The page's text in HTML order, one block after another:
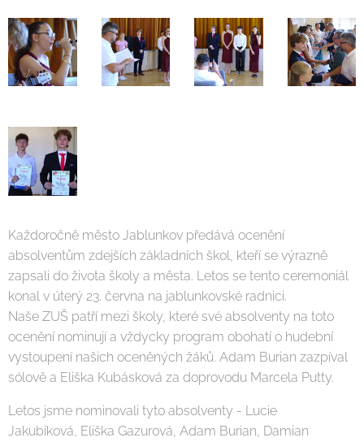
Každoročně město Jablunkov předává ocenění
absolventům zdejších základních škol, kteří se výrazně
zapsali do života školy a města. Letos se tento ceremoniál
konal v úterý 23. června na jablunkovské radnici.
Naše ZUŠ patří mezi školy, které své absolventy na toto
ocenění nominují a vždycky program obohatí o hudební
vystoupení našich oceněných žáků. Adam Burian zazpíval
sólově a Eliška Kubásková za doprovodu Marcela Putty.
Letos jsme nominovali tyto absolventy - Lucie
Jakubíková, Eliška Gazurová, Adam Burian, Damian